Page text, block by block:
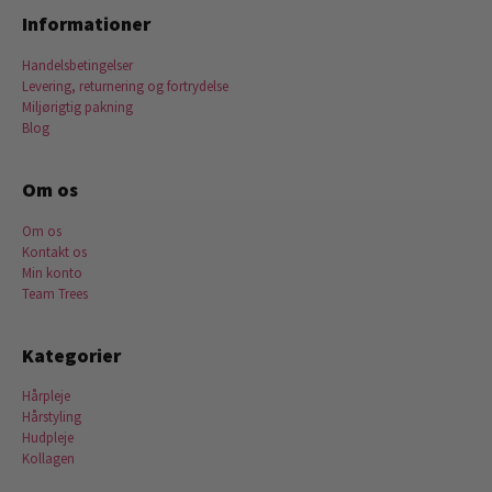
Informationer
Handelsbetingelser
Levering, returnering og fortrydelse
Miljørigtig pakning
Blog
Om os
Om os
Kontakt os
Min konto
Team Trees
Kategorier
Hårpleje
Hårstyling
Hudpleje
Kollagen